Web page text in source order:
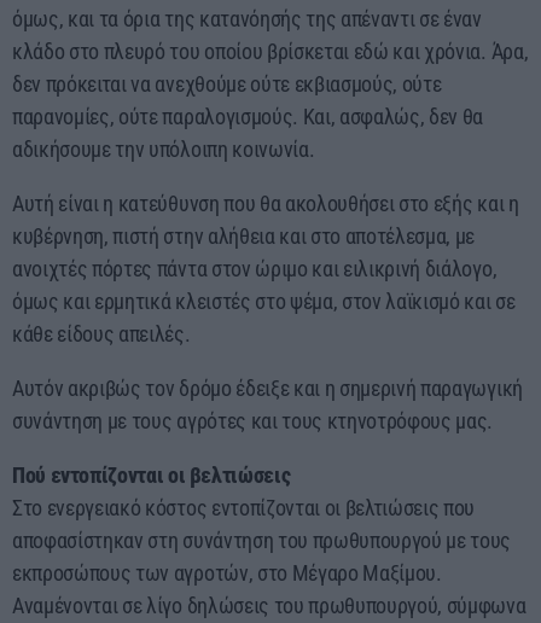
όμως, και τα όρια της κατανόησής της απέναντι σε έναν
κλάδο στο πλευρό του οποίου βρίσκεται εδώ και χρόνια. Άρα,
δεν πρόκειται να ανεχθούμε ούτε εκβιασμούς, ούτε
παρανομίες, ούτε παραλογισμούς. Και, ασφαλώς, δεν θα
αδικήσουμε την υπόλοιπη κοινωνία.
Αυτή είναι η κατεύθυνση που θα ακολουθήσει στο εξής και η
κυβέρνηση, πιστή στην αλήθεια και στο αποτέλεσμα, με
ανοιχτές πόρτες πάντα στον ώριμο και ειλικρινή διάλογο,
όμως και ερμητικά κλειστές στο ψέμα, στον λαϊκισμό και σε
κάθε είδους απειλές.
Αυτόν ακριβώς τον δρόμο έδειξε και η σημερινή παραγωγική
συνάντηση με τους αγρότες και τους κτηνοτρόφους μας.
Πού εντοπίζονται οι βελτιώσεις
Στο ενεργειακό κόστος εντοπίζονται οι βελτιώσεις που
αποφασίστηκαν στη συνάντηση του πρωθυπουργού με τους
εκπροσώπους των αγροτών, στο Μέγαρο Μαξίμου.
Αναμένονται σε λίγο δηλώσεις του πρωθυπουργού, σύμφωνα